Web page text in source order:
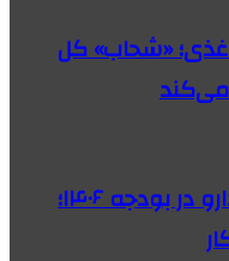
«شحاب» کل
می‌کند
تسویه بدهی‌های صنعت دارو در بودجه ۱۴۰۶؛